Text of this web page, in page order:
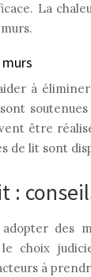
La
à
être
de lit sont
:
des
choix
à